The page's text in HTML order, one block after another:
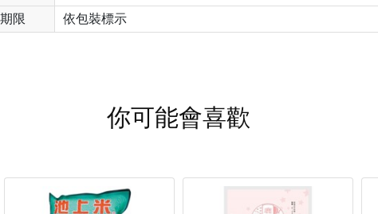
限 依包裝標示
你可能會喜歡